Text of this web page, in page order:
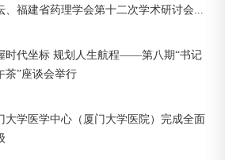
、福建省药理学会第十二次学术研讨会...
时代坐标 规划人生航程——第八期“书记
茶”座谈会举行
大学医学中心（厦门大学医院）完成全面